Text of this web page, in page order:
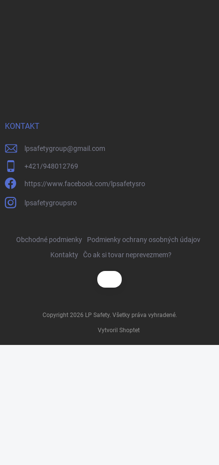
KONTAKT
lpsafetygroup@gmail.com
+421/948012769
https://www.facebook.com/lpsafetysro
lpsafetygroupsro
Obchodné podmienky
Podmienky ochrany osobných údajov
Kontakty
Čo ak si tovar neprevezmem?
Vytvoril Shoptet
Copyright 2026 LP Safety. Všetky práva vyhradené.